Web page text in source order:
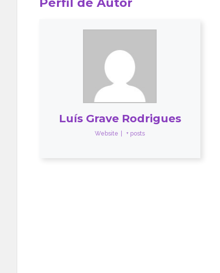
Luís Grave Rodrigues
Website + posts